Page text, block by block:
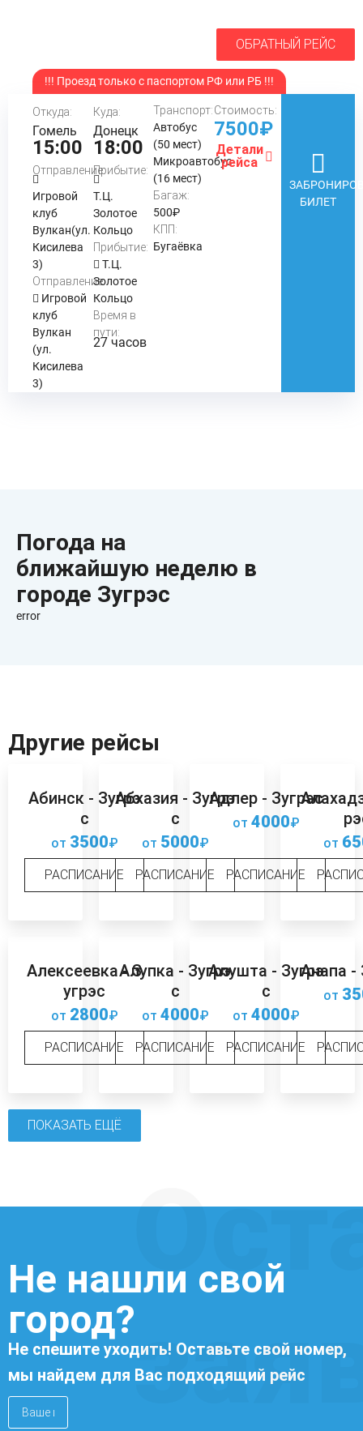
ОБРАТНЫЙ РЕЙС
!!! Проезд только с паспортом РФ или РБ !!!
Откуда:
Гомель
15:00
Отправление:
Игровой
клуб
Вулкан(ул.
Кисилева
3)
Отправление:
Игровой
клуб
Вулкан
(ул.
Кисилева
3)
Куда:
Донецк
18:00
Прибытие:
Т.Ц.
Золотое
Кольцо
Прибытие:
Т.Ц.
Золотое
Кольцо
Время в
пути:
27 часов
Транспорт:
Автобус
(50 мест)
Микроавтобус
(16 мест)
Багаж:
500₽
КПП:
Бугаёвка
Стоимость:
7500₽
Детали
рейса
БИЛЕТ
Погода на
ближайшую неделю в
городе Зугрэс
error
Другие рейсы
Абинск - Зугрэ
с
от 3500₽
РАСПИСАНИЕ
Абхазия - Зугрэ
с
от 5000₽
РАСПИСАНИЕ
Адлер - Зугрэс
от 4000₽
РАСПИСАНИЕ
от
Алексеевка - З
угрэс
от 2800₽
РАСПИСАНИЕ
Алупка - Зугрэ
с
от 4000₽
РАСПИСАНИЕ
Алушта - Зугрэ
с
от 4000₽
РАСПИСАНИЕ
Анапа -
от
ПОКАЗАТЬ ЕЩЁ
Не нашли свой
город?
Не спешите уходить! Оставьте свой номер,
мы найдем для Вас подходящий рейс